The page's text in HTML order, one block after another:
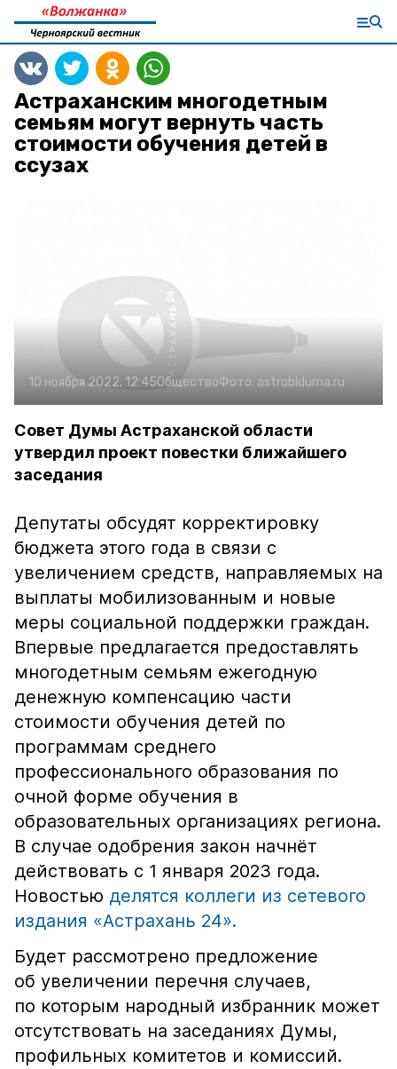
Астраханским многодетным
семьям могут вернуть часть
стоимости обучения детей в
ссузах
10 ноября 2022, 12:45ОбществоФото: astroblduma.ru
Совет Думы Астраханской области
утвердил проект повестки ближайшего
заседания
Депутаты обсудят корректировку
бюджета этого года в связи с
увеличением средств, направляемых на
выплаты мобилизованным и новые
меры социальной поддержки граждан.
Впервые предлагается предоставлять
многодетным семьям ежегодную
денежную компенсацию части
стоимости обучения детей по
программам среднего
профессионального образования по
очной форме обучения в
образовательных организациях региона.
В случае одобрения закон начнёт
действовать с 1 января 2023 года.
Новостью делятся коллеги из сетевого
издания «Астрахань 24».
Будет рассмотрено предложение
об увеличении перечня случаев,
по которым народный избранник может
отсутствовать на заседаниях Думы,
профильных комитетов и комиссий.